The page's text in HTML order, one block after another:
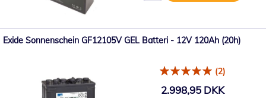
Exide Sonnenschein GF12105V GEL Batteri - 12V 120Ah (20h)
(2)
2.998,95 DKK